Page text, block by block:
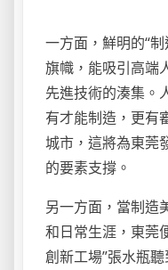
一方面，鮮明的“
旗幟，能吸引高端
先進技術的湊集。
有才能制造，更有
城市，這將為東莞
的要素支撐。
另一方面，當制造
和日常生涯，東莞
創新工場”張水瓶